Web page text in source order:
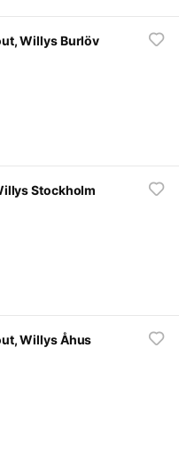
Willys Burlöv
Stockholm
Willys Åhus